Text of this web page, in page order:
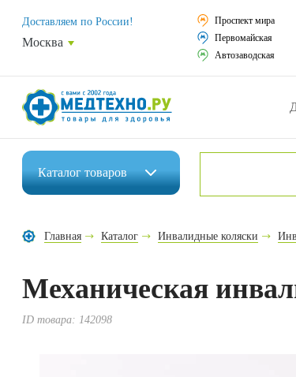
Доставляем по России!
Москва
Проспект мира
Первомайская
Автозаводская
Каталогтоваров
Средства по уходу за больными
Ортопедические изделия
Главная Каталог Инвалидные коляски
Механическая
ID товара: 142098